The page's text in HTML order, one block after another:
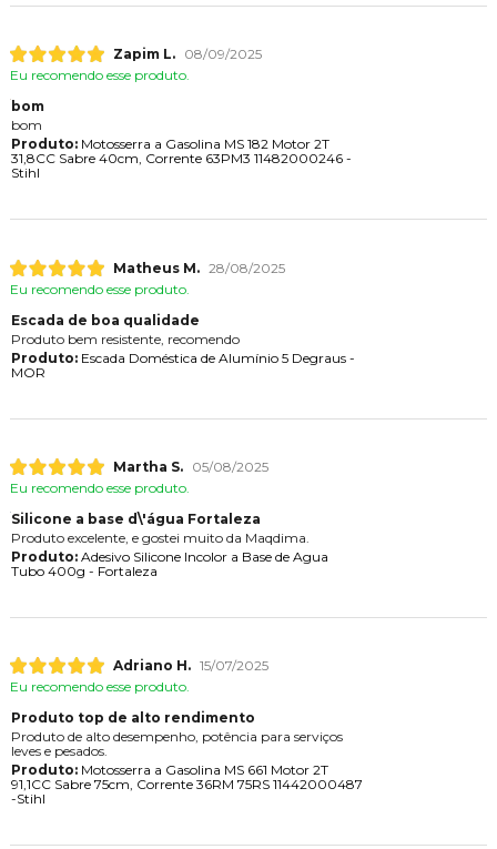
Zapim L.
08/09/2025
Eu recomendo esse produto.
bom
bom
Produto:Motosserra a Gasolina MS 182 Motor 2T
31,8CC Sabre 40cm, Corrente 63PM3 11482000246 -
Stihl
Matheus M. 28/08/2025
Eu recomendo esse produto.
Escada de boa qualidade
Produto bem resistente, recomendo
Produto:Escada Doméstica de Alumínio 5 Degraus -
MOR
Martha S.
05/08/2025
Eu recomendo esse produto.
Silicone a base d\'água Fortaleza
Produto excelente, e gostei muito da Maqdima.
Produto:Adesivo Silicone Incolor a Base de Agua
Tubo 400g - Fortaleza
Adriano H. 15/07/2025
Eu recomendo esse produto.
Produto top de alto rendimento
Produto de alto desempenho, potência para serviços
leves e pesados.
Produto:Motosserra a Gasolina MS 661 Motor 2T
91,1CC Sabre 75cm, Corrente 36RM 75RS 11442000487
-Stihl